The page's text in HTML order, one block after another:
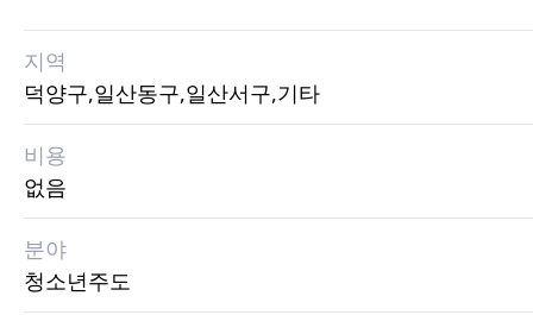
지역
덕양구,일산동구,일산서구,기타
비용
없음
분야
청소년주도